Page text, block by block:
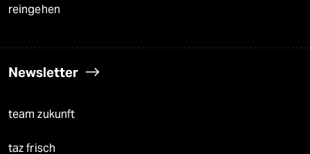
reingehen
Newsletter
team zukunft
taz frisch